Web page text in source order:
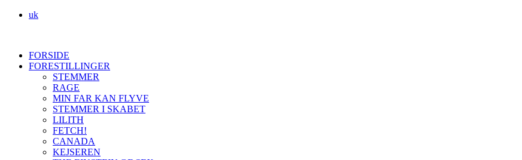
uk
FORSIDE
FORESTILLINGER
STEMMER
RAGE
MIN FAR KAN FLYVE
STEMMER I SKABET
LILITH
FETCH!
CANADA
KEJSEREN